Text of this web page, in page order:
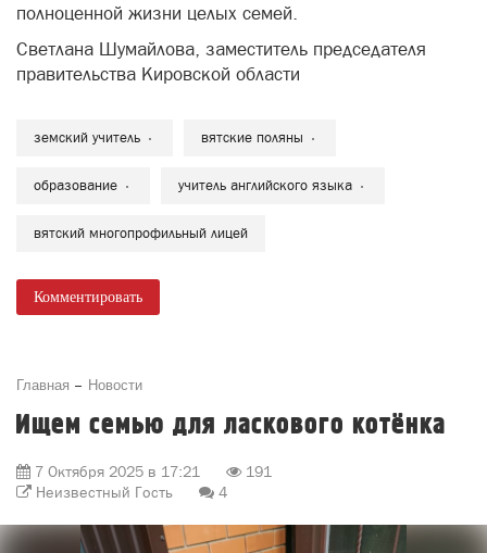
полноценной жизни целых семей.
Светлана Шумайлова, заместитель председателя
правительства Кировской области
земский учитель вятские поляны
образование учитель английского языка
вятский многопрофильный лицей
Комментировать
Главная Новости
Ищем семью для ласкового котёнка
7 Октября 2025 в 17:21
191
Неизвестный Гость
4